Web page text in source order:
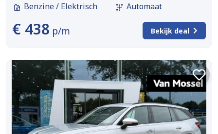
Benzine / Elektrisch
Automaat
€ 438 p/m Bekijk deal